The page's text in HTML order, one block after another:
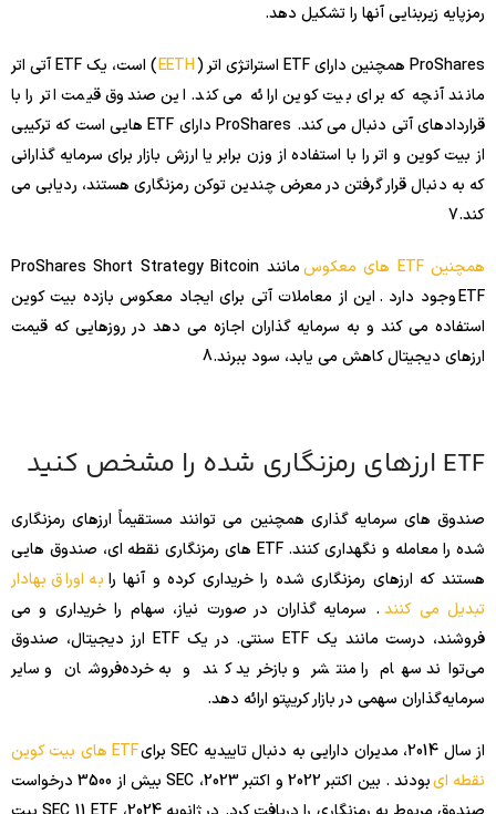
رمزپایه زیربنایی آنها را تشکیل دهد.
ProShares همچنین دارای ETF استراتژی اتر ( EETH
) است، یک ETF آتی اتر
مانند آنچه که برای بیت کوین ارائه می کند. این صندوق قیمت اتر را با
قراردادهای آتی دنبال می کند. ProShares دارای ETF هایی است که ترکیبی
از بیت کوین و اتر را با استفاده از وزن برابر یا ارزش بازار برای سرمایه گذارانی
که به دنبال قرار گرفتن در معرض چندین توکن رمزنگاری هستند، ردیابی می
کند.7
همچنین ETF های معکوس
مانند ProShares Short Strategy Bitcoin
ETF وجود دارد . این از معاملات آتی برای ایجاد معکوس بازده بیت کوین
استفاده می کند و به سرمایه گذاران اجازه می دهد در روزهایی که قیمت
ارزهای دیجیتال کاهش می یابد، سود ببرند.8
ETF ارزهای رمزنگاری شده را مشخص کنید
صندوق های سرمایه گذاری همچنین می توانند مستقیماً ارزهای رمزنگاری
شده را معامله و نگهداری کنند. ETF های رمزنگاری نقطه ای، صندوق هایی
هستند که ارزهای رمزنگاری شده را خریداری کرده و آنها را به اوراق بهادار
تبدیل می کنند. سرمایه گذاران در صورت نیاز، سهام را خریداری و می
فروشند، درست مانند یک ETF سنتی. در یک ETF ارز دیجیتال، صندوق
می‌تواند سهام را منتشر و بازخرید کند و به خرده‌فروشان و سایر
سرمایه‌گذاران سهمی در بازار کریپتو ارائه دهد.
از سال 2014، مدیران دارایی به دنبال تاییدیه SEC برای
ETF های بیت کوین
نقطه ای
بودند . بین اکتبر 2022 و اکتبر 2023، SEC بیش از 3500 درخواست